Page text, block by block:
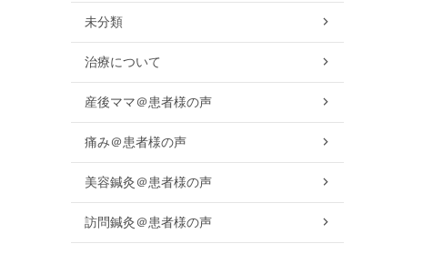
未分類
治療について
産後ママ＠患者様の声
痛み＠患者様の声
美容鍼灸＠患者様の声
訪問鍼灸＠患者様の声